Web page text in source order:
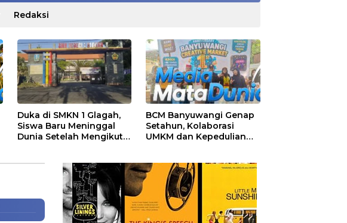
Redaksi
Duka di SMKN 1 Glagah,
Siswa Baru Meninggal
Dunia Setelah Mengikuti
BCM Banyuwangi Genap
Setahun, Kolaborasi
UMKM dan Kepedulian